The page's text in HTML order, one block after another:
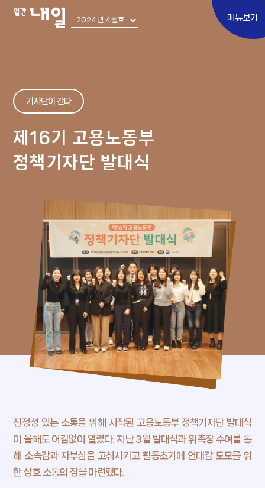
메뉴보기
우리 사이
어쩌다 우린
Move
고용아카이브
내일, 매일
일터애(愛)서
기자단이 간다
희망브릿지
Wave
내일, 플레이스
기자단이 간다
제16기 고용노동부
정책기자단 발대식
진정성 있는 소통을 위해 시작된 고용노동부 정책기자단 발대식
이 올해도 어김없이 열렸다.지난 3월 발대식과 위촉장 수여를 통
해 소속감과 자부심을 고취시키고 활동초기에 연대감 도모를 위
한 상호 소통의 장을 마련했다.